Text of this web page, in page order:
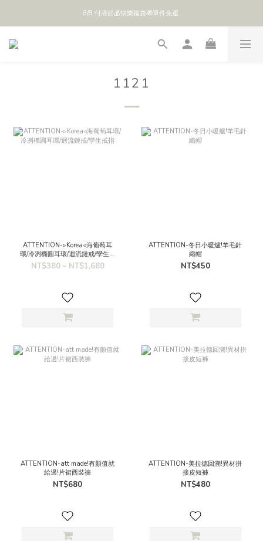
全館 $888 免運
8/8 付清節💰快樂福袋🎁單件免運
1121
ATTENTION-▹Korea◃海葡萄耳
環/冷冽橢圓耳環/迴流鏈戒/孿生戒
指
NT$380 ~ NT$1,680
ATTENTION-冬日小暖爐!羊毛針
織帽
NT$450
ATTENTION-att made!有顏值就
給過!片裙西裝褲
NT$680
ATTENTION-美拉德回溯!異材拼
接皮短褲
NT$480